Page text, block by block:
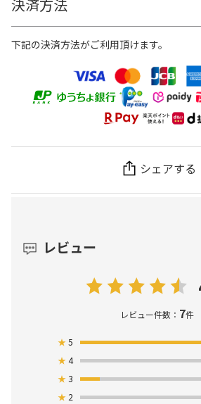
決済方法
下記の決済方法がご利用頂けます。
シェアする
レビュー
レビュー件数： 7件
★5
★4
★3
★ 2